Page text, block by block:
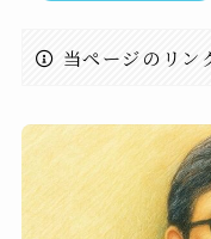
当ページのリン